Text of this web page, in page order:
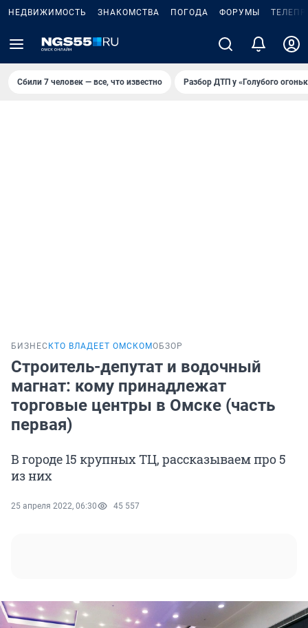
НЕДВИЖИМОСТЬ ЗНАКОМСТВА ПОГОДА ФОРУМЫ
Сбили 7 человек — все, что известно Разбор ДТП у «Голубого
БИЗНЕС КТО ВЛАДЕЕТ ОМСКОМОБЗОР
Строитель-депутат и водочный
магнат: кому принадлежат
торговые центры в Омске (часть
первая)
В городе 15 крупных ТЦ, рассказываем про 5
из них
25 апреля 2022, 06:30 45 557